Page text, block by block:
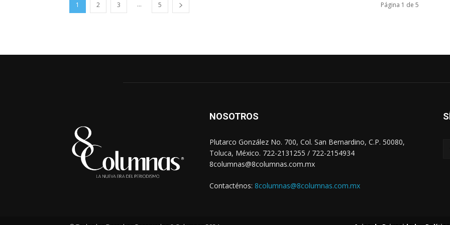
1 2 3 ... 5 Página 1 de 5
NOSOTROS
Plutarco González No. 700, Col. San Bernardino, C.P. 50080,
Toluca, México. 722-2131255 / 722-2154934
8columnas@8columnas.com.mx
Contacténos: 8columnas@8columnas.com.mx